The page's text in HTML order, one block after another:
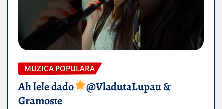
MUZICA POPULARA
Ah lele dado​
@VladutaLupau &
Gramoste